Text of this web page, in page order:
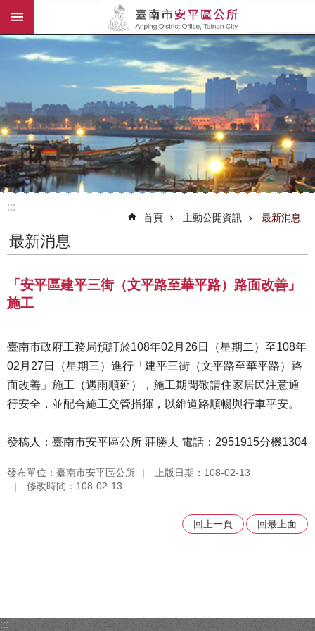
跳到主要內容區塊
:::
首頁 主動公開資訊 最新消息
最新消息
「安平區建平三街（文平路至華平路）路面改善」
施工
臺南市政府工務局預訂於108年02月26日（星期二）至108年
02月27日（星期三）進行「建平三街（文平路至華平路）路
面改善」施工（遇雨順延），施工期間敬請住家居民注意通
行安全，並配合施工交管指揮，以維道路順暢與行車平安。
發稿人：臺南市安平區公所 莊勝夫 電話：2951915分機1304
發布單位：臺南市安平區公所
上版日期：108-02-13
修改時間：108-02-13
回上一頁 回最上面
:::